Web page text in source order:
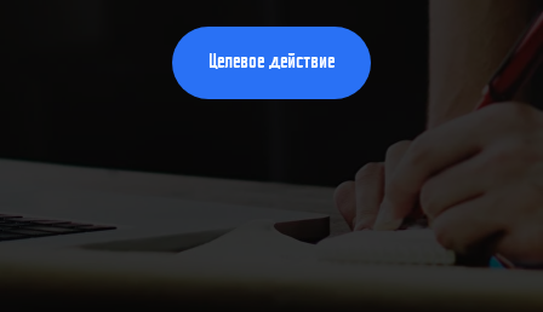
Целевое действие